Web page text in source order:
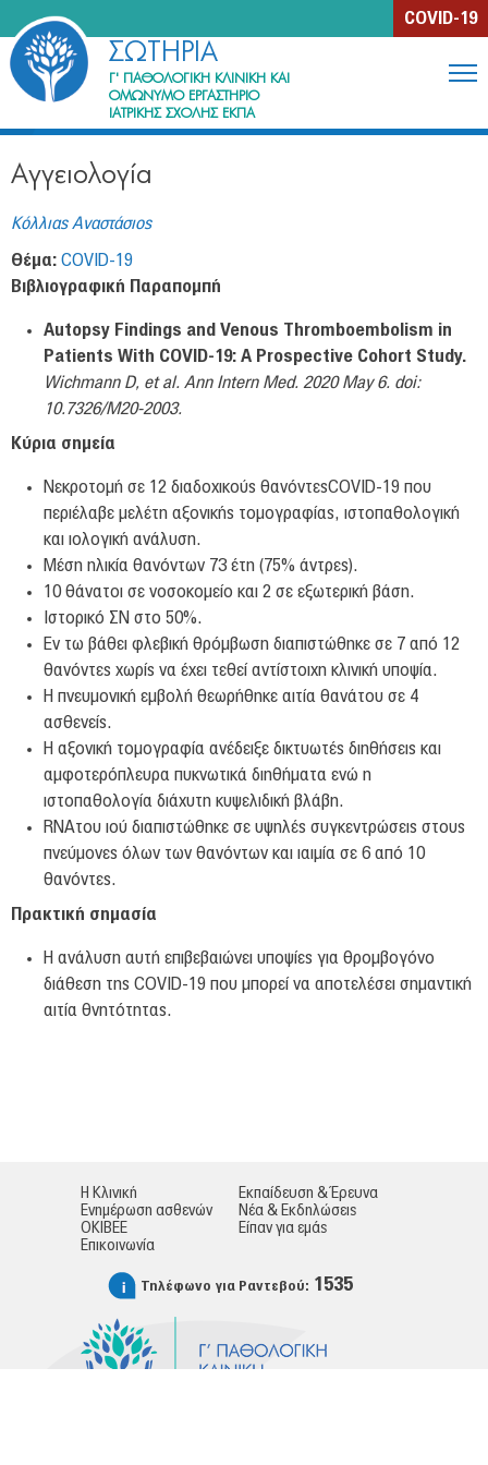
COVID-19
ΣΩΤΗΡΙΑ
Γ' ΠΑΘΟΛΟΓΙΚΗ ΚΛΙΝΙΚΗ ΚΑΙ
ΟΜΩΝΥΜΟ ΕΡΓΑΣΤΗΡΙΟ
ΙΑΤΡΙΚΗΣ ΣΧΟΛΗΣ ΕΚΠΑ
Η Κλινική
Περιγραφή
Ιστορία
Μονάδες & Ιατρεία
Ανθρώπινο Δυναμικό
Εκπαίδευση & Έρευνα
Συγγράμματα μελών της Κλινικής
Ενημέρωση ασθενών
Νέα & Εκδηλώσεις
ΟΚΙΒΕΕ
Είπαν για εμάς
Επικοινωνία
Πρόσβαση
Αγγειολογία
Κόλλιας Αναστάσιος
Θέμα: COVID-19
Βιβλιογραφική Παραπομπή
Autopsy Findings and Venous Thromboembolism in
Patients With COVID-19: A Prospective Cohort Study.
Wichmann D, et al. Ann Intern Med. 2020 May 6. doi:
10.7326/M20-2003.
Κύρια σημεία
Νεκροτομή σε 12 διαδοχικούς θανόντεςCOVID-19 που
περιέλαβε μελέτη αξονικής τομογραφίας, ιστοπαθολογική
και ιολογική ανάλυση.
Μέση ηλικία θανόντων 73 έτη (75% άντρες).
10 θάνατοι σε νοσοκομείο και 2 σε εξωτερική βάση.
Ιστορικό ΣΝ στο 50%.
Εν τω βάθει φλεβική θρόμβωση διαπιστώθηκε σε 7 από 12
θανόντες χωρίς να έχει τεθεί αντίστοιχη κλινική υποψία.
Η πνευμονική εμβολή θεωρήθηκε αιτία θανάτου σε 4
ασθενείς.
Η αξονική τομογραφία ανέδειξε δικτυωτές διηθήσεις και
αμφοτερόπλευρα πυκνωτικά διηθήματα ενώ η
ιστοπαθολογία διάχυτη κυψελιδική βλάβη.
RNAτου ιού διαπιστώθηκε σε υψηλές συγκεντρώσεις στους
πνεύμονες όλων των θανόντων και ιαιμία σε 6 από 10
θανόντες.
Πρακτική σημασία
Η ανάλυση αυτή επιβεβαιώνει υποψίες για θρομβογόνο
διάθεση της COVID-19 που μπορεί να αποτελέσει σημαντική
αιτία θνητότητας.
Η Κλινική
Εκπαίδευση & Έρευνα
Ενημέρωση ασθενών
Νέα & Εκδηλώσεις
ΟΚΙΒΕΕ
Είπαν για εμάς
Επικοινωνία
Τηλέφωνο για Ραντεβού: 1535